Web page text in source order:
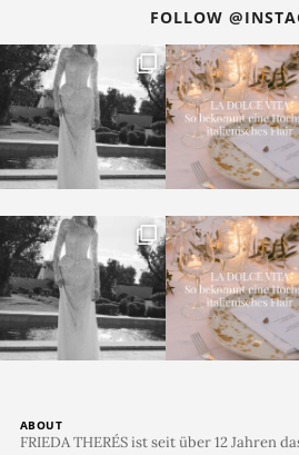
FOLLOW
ABOUT
FRIEDA THERÉS ist seit über 12 Jahren